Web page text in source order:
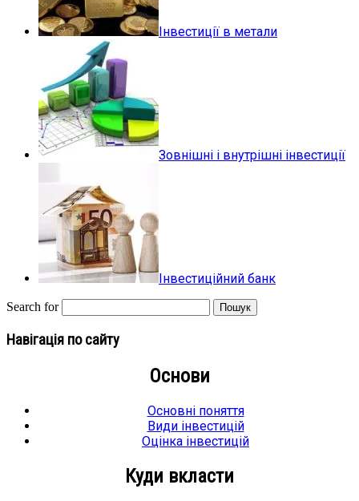
Інвестиції в метали
Зовнішні і внутрішні інвестиції
Інвестиційний банк
Search for
Навігація по сайту
Основи
Основні поняття
Види інвестицій
Оцінка інвестицій
Куди вкласти